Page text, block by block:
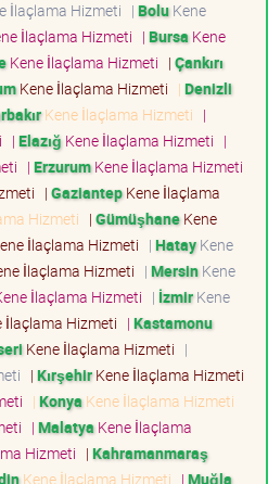
İlaçlama Hizmeti | BoluKene
İlaçlama Hizmeti | Bursa Kene
Kene İlaçlama Hizmeti | Çankırı
Kene İlaçlama Hizmeti | Denizli
Kene İlaçlama Hizmeti |
| Elazığ Kene İlaçlama Hizmeti |
| ErzurumKene İlaçlama Hizmeti
| GaziantepKene İlaçlama
Hizmeti | GümüşhaneKene
İlaçlama Hizmeti | HatayKene
İlaçlama Hizmeti | MersinKene
İlaçlama Hizmeti | İzmirKene
İlaçlama Hizmeti | Kastamonu
Kene İlaçlama Hizmeti |
| KırşehirKene İlaçlama Hizmeti
| Konya Kene İlaçlama Hizmeti
| Malatya Kene İlaçlama
Hizmeti | Kahramanmaraş
Kene İlaçlama Hizmeti | Muğla